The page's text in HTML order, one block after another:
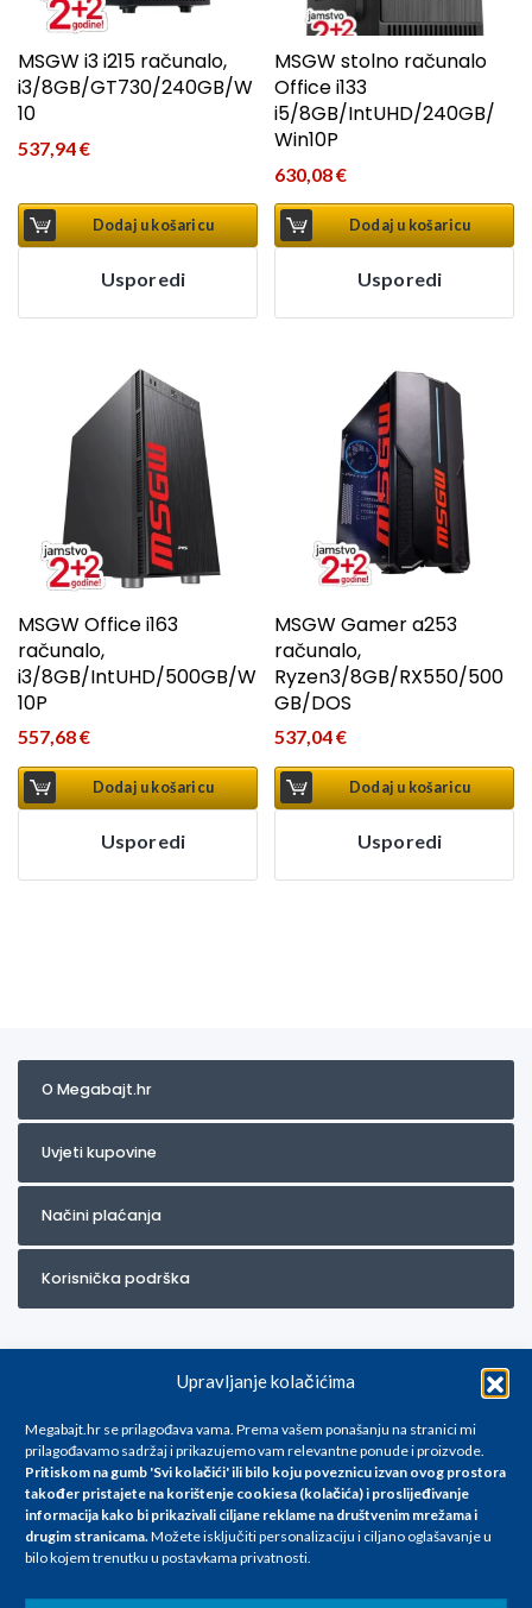
Upravljanje kolačićima
Megabajt.hr se prilagođava vama. Prema vašem ponašanju na stranici mi
prilagođavamo sadržaj i prikazujemo vam relevantne ponude i proizvode.
Pritiskom na gumb 'Svi kolačići' ili bilo koju poveznicu izvan ovog prostora
također pristajete na korištenje cookiesa (kolačića) i proslijeđivanje
informacija kako bi prikazivali ciljane reklame na društvenim mrežama i
drugim stranicama.Možete isključiti personalizaciju i ciljano oglašavanje u
bilo kojem trenutku u postavkama privatnosti.
MSGW i3 i215 računalo,
i3/8GB/GT730/240GB/W
10
537,94€
Dodaj u košaricu
Usporedi
MSGW stolno računalo
Office i133
i5/8GB/IntUHD/240GB/
Win10P
630,08€
Dodaj u košaricu
Usporedi
MSGW Office i163
računalo,
i3/8GB/IntUHD/500GB/W
10P
557,68€
Dodaj u košaricu
Usporedi
MSGW Gamer a253
računalo,
Ryzen3/8GB/RX550/500
GB/DOS
537,04€
Dodaj u košaricu
Usporedi
O Megabajt.hr
Uvjeti kupovine
Načini plaćanja
Korisnička podrška
Za artikle kojih trenutno nema u ponudi obratite nam se na
info@megabajt.hr. Sve cijene su informativnog karaktera i podložne su
promjenama, a
iskazane su za avansno plaćanje(gotovina) u Eurima i uključuju PDV. Sve
se razlikovati od cijena u našim poslovnicama. Trudimo se dati što bolji